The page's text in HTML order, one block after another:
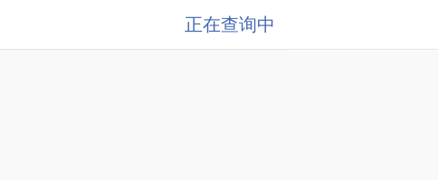
正在查询中